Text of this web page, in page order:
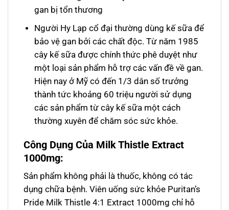
gan bị tổn thương
Người Hy Lạp cổ đại thường dùng kế sữa để
bảo vệ gan bởi các chất độc. Từ năm 1985
cây kế sữa được chính thức phê duyệt như
một loại sản phẩm hỗ trợ các vấn đề về gan.
Hiện nay ở Mỹ có đến 1/3 dân số trưởng
thành tức khoảng 60 triệu người sử dụng
các sản phẩm từ cây kế sữa một cách
thường xuyên để chăm sóc sức khỏe.
Công Dụng Của Milk Thistle Extract
1000mg:
Sản phẩm không phải là thuốc, không có tác
dụng chữa bệnh. Viên uống sức khỏe Puritan’s
Pride Milk Thistle 4:1 Extract 1000mg chỉ hỗ